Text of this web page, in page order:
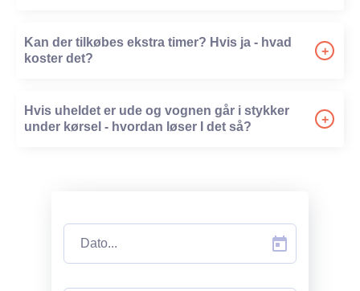
Kan der tilkøbes ekstra timer? Hvis ja - hvad
koster det?
+
Hvis uheldet er ude og vognen går i stykker
under kørsel - hvordan løser I det så?
+